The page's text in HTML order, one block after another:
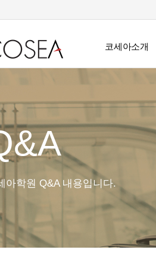
코세아소개
아학원 Q&A 내용입니다.